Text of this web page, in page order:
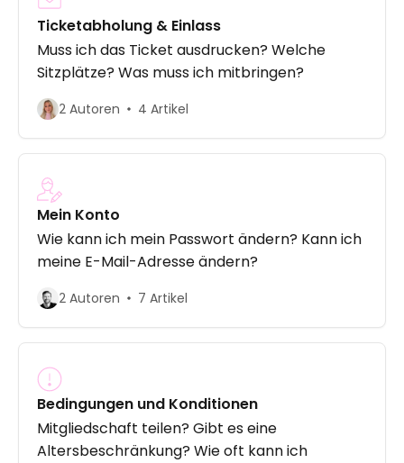
Ticketabholung & Einlass
Muss ich das Ticket ausdrucken? Welche
Sitzplätze? Was muss ich mitbringen?
2 Autoren 4 Artikel
Mein Konto
Wie kann ich mein Passwort ändern? Kann ich
meine E-Mail-Adresse ändern?
2 Autoren 7 Artikel
Bedingungen und Konditionen
Mitgliedschaft teilen? Gibt es eine
Altersbeschränkung? Wie oft kann ich